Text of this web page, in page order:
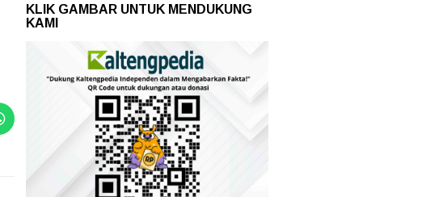
KLIK GAMBAR UNTUK MENDUKUNG
KAMI